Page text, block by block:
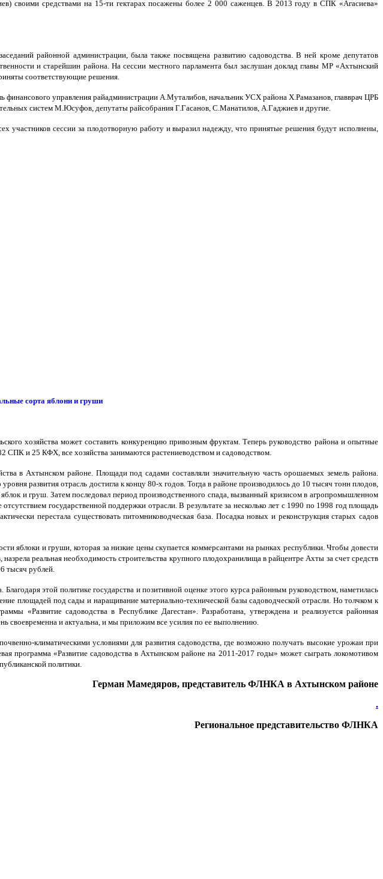
своими средствами на 15-ти гектарах посажены более 2 000 саженцев. В 2013 году в СПК «Агасиева»
районной администрации, была также посвящена развитию садоводства. В ней кроме депутатов
и старейшин района. На сессии местного парламента был заслушан доклад главы МР «Ахтынский
соответствующие решения.
управления райадминистрации А.Муталибов, начальник УСХ района Х.Рамазанов, главврач ЦРБ
систем М.Юсуфов, депутаты райсобрания Г.Гасанов, С.Манатилов, А.Гаджиев и другие.
участников сессии за плодотворную работу и выразил надежду, что принятые решения будут исполнены,
сорта яблони и груши
хозяйства может составить конкуренцию привозным фруктам. Теперь руководство района и опытные
СПК и 25 КФХ, все хозяйства занимаются растениеводством и садоводством.
в Ахтынском районе. Площади под садами составляли значительную часть орошаемых земель района.
развития отрасль достигла к концу 80-х годов. Тогда в районе производилось до 10 тысяч тонн плодов,
и груш. Затем последовал период производственного спада, вызванный кризисом в агропромышленном
государственной поддержки отрасли. В результате за несколько лет с 1990 по 1998 год площадь
перестала существовать питомниководческая база. Посадка новых и реконструкция старых садов
яблоки и груши, которая за низкие цены скупается коммерсантами на рынках республики. Чтобы довести
реальная необходимость строительства крупного плодохранилища в райцентре Ахты за счет средств
тысяч рублей.
этой политике государства и позитивной оценке этого курса районным руководством, наметилась
площадей под сады и наращивание материально-технической базы садоводческой отрасли. Но толчком к
«Развитие садоводства в Республике Дагестан». Разработана, утверждена и реализуется районная
своевременна и актуальна, и мы приложим все усилия по ее выполнению.
климатическими условиями для развития садоводства, где возможно получать высокие урожаи при
программа «Развитие садоводства в Ахтынском районе на 2011-2017 годы» может сыграть локомотивом
политики.
Герман Мамедяров, представитель ФЛНКА в Ахтынском районе
.
Региональное представительство ФЛНКА